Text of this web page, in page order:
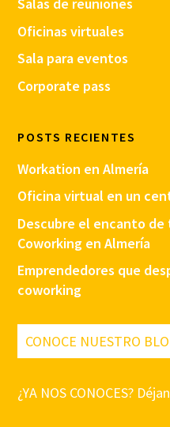
Oficinas virtuales
Sala para eventos
Corporate pass
POSTS RECIENTES
Workation en Almería
Oficina virtual en un
Descubre el encanto
Coworking en Almería
Emprendedores que
coworking
CONOCE NUESTRO
¿YA NOS CONOCES?